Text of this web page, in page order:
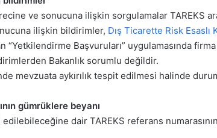
ve sonucuna ilişkin sorgulamalar TAREKS
ilişkin bildirimler, Dış Ticarette Risk
“Yetkilendirme Başvuruları” uygulamasında
Bakanlık sorumlu değildir.
mevzuata aykırılık tespit edilmesi halinde
gümrüklere beyanı
dair TAREKS referans